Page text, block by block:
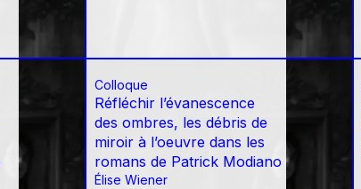
Colloque
Réfléchir l’évanescence
des ombres, les débris de
miroir à l’oeuvre dans les
romans de Patrick Modiano
Élise Wiener